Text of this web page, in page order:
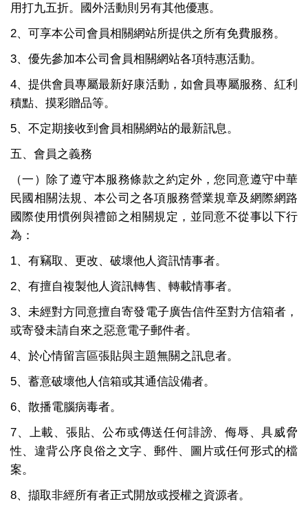
用打九五折。國外活動則另有其他優惠。
2、可享本公司會員相關網站所提供之所有免費服務。
3、優先參加本公司會員相關網站各項特惠活動。
4、提供會員專屬最新好康活動，如會員專屬服務、紅利
積點、摸彩贈品等。
5、不定期接收到會員相關網站的最新訊息。
五、會員之義務
（一）除了遵守本服務條款之約定外，您同意遵守中華
民國相關法規、本公司之各項服務營業規章及網際網路
國際使用慣例與禮節之相關規定，並同意不從事以下行
為：
1、有竊取、更改、破壞他人資訊情事者。
2、有擅自複製他人資訊轉售、轉載情事者。
3、未經對方同意擅自寄發電子廣告信件至對方信箱者，
或寄發未請自來之惡意電子郵件者。
4、於心情留言區張貼與主題無關之訊息者。
5、蓄意破壞他人信箱或其通信設備者。
6、散播電腦病毒者。
7、上載、張貼、公布或傳送任何誹謗、侮辱、具威脅
性、違背公序良俗之文字、郵件、圖片或任何形式的檔
案。
8、擷取非經所有者正式開放或授權之資源者。